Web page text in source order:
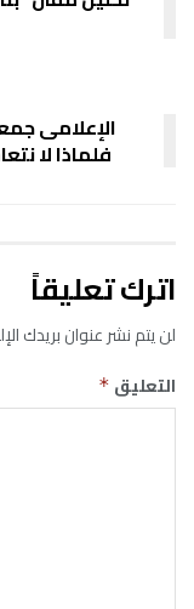
الإعلامى
فلماذا لا
اترك تعليقاً
لن يتم نشر عنوان بريدك
التعليق *